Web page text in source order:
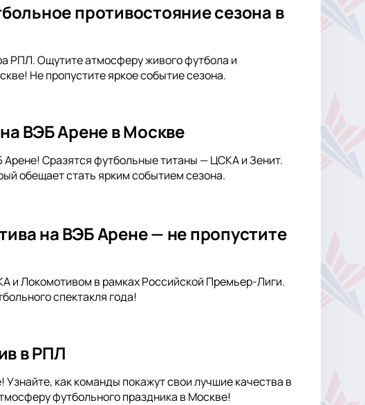
противостояние сезона в
РПЛ. Ощутите атмосферу живого футбола и
Не пропустите яркое событие сезона.
ВЭБ Арене в Москве
Сразятся футбольные титаны — ЦСКА и Зенит.
обещает стать ярким событием сезона.
на ВЭБ Арене — не пропустите
и Локомотивом в рамках Российской Премьер-Лиги.
спектакля года!
в РПЛ
как команды покажут свои лучшие качества в
футбольного праздника в Москве!